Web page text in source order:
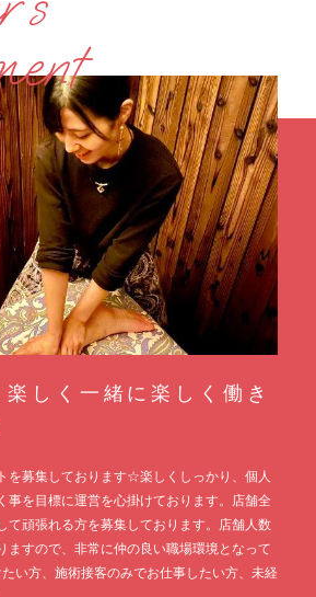
しく一緒に楽しく働き
を募集しております☆楽しくしっかり、個人
事を目標に運営を心掛けております。店舗全
て頑張れる方を募集しております。店舗人数
ますので、非常に仲の良い職場環境となって
い方、施術接客のみでお仕事したい方、未経